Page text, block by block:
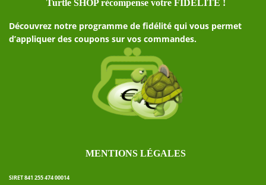
Turtle SHOP récompense votre FIDELITE !
Découvrez notre programme de fidélité qui vous permet
d’appliquer des coupons sur vos commandes.
MENTIONS LÉGALES
SIRET 841 255 474 00014